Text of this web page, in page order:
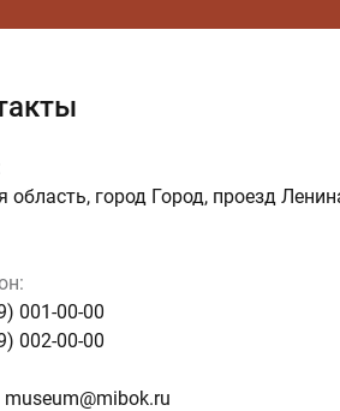
область, город Город, проезд
001-00-00
002-00-00
museum@mibok.ru